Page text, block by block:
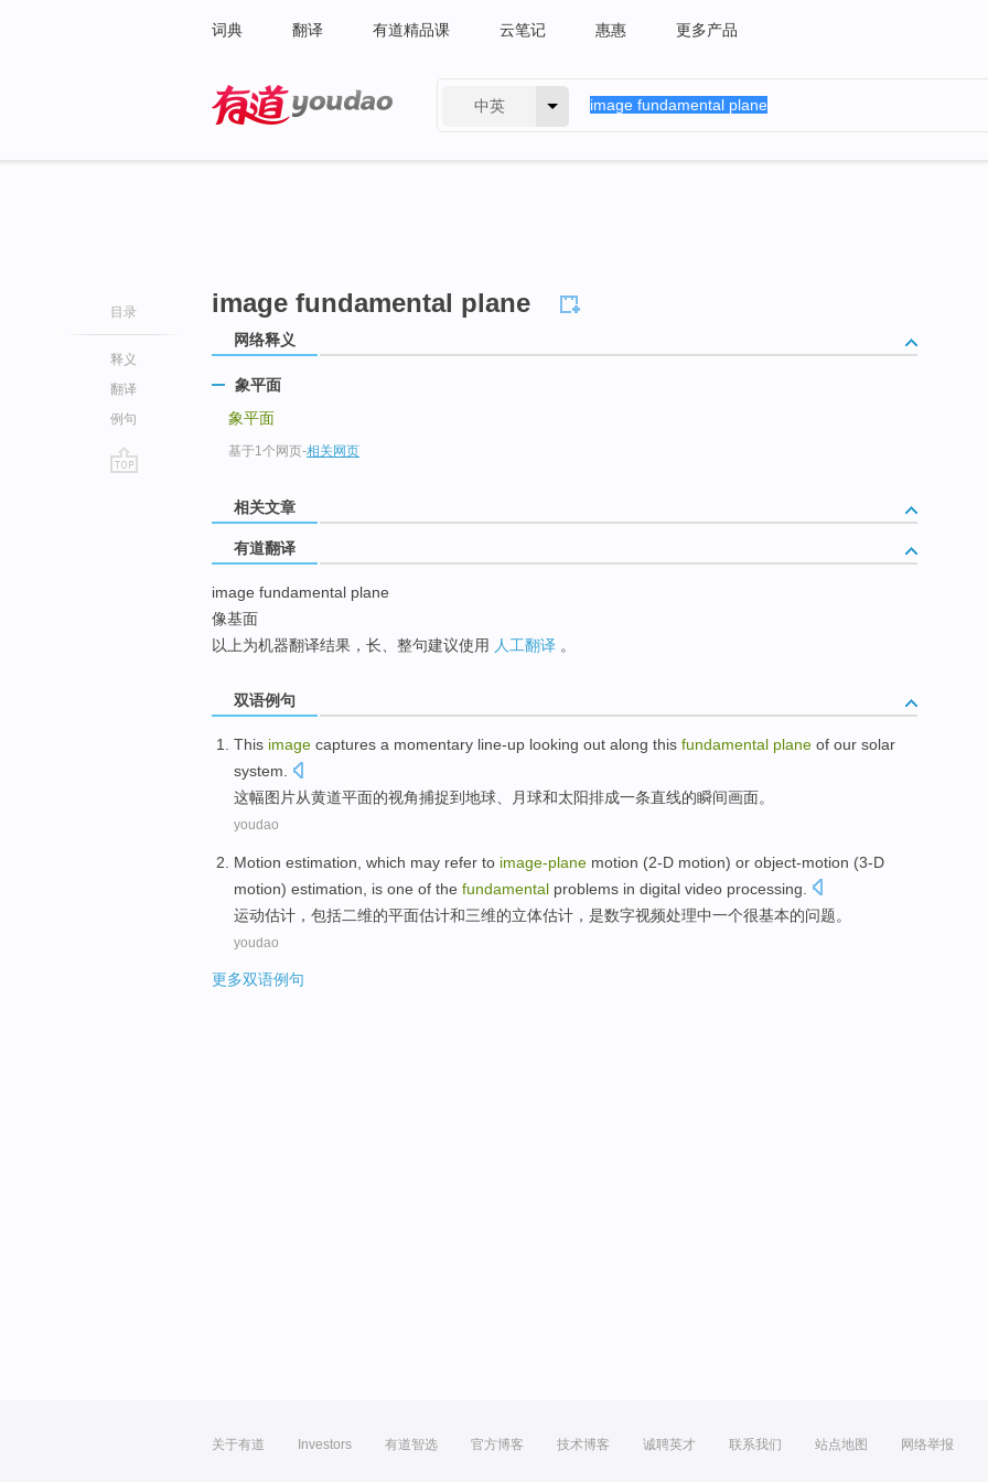
词典 翻译 有道精品课 云笔记 惠惠 更多产品
中英
目录
释义
翻译
例句
image fundamental plane
网络释义
象平面
象平面
基于1个网页-相关网页
相关文章
有道翻译
image fundamental plane
像基面
以上为机器翻译结果，长、整句建议使用 人工翻译 。
双语例句
This image captures a momentary line-up looking out along this fundamental plane of our solar
system.
这幅图片从黄道平面的视角捕捉到地球、月球和太阳排成一条直线的瞬间画面。
youdao
Motion estimation , which may refer to image-plane motion (2-D motion) or object-motion (3-D
motion) estimation, is one of the fundamental problems in digital video processing
运动估计 ，包括二维的平面估计和三维的立体估计， 是数字视频处理中一个很基本的问题。
youdao
更多双语例句
关于有道 Investors 有道智选 官方博客 技术博客 诚聘英才 联系我们 站点地图 网络举报